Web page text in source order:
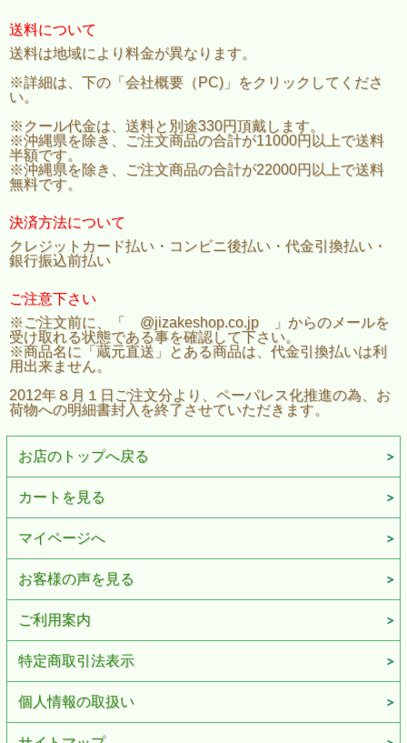
送料について
送料は地域により料金が異なります。
※詳細は、下の「会社概要（PC)」をクリックしてくださ
い。
※クール代金は、送料と別途330円頂戴します。
※沖縄県を除き、ご注文商品の合計が11000円以上で送料
半額です。
※沖縄県を除き、ご注文商品の合計が22000円以上で送料
無料です。
決済方法について
クレジットカード払い・コンビニ後払い・代金引換払い・
銀行振込前払い
ご注意下さい
※ご注文前に、「 @jizakeshop.co.jp 」からのメールを
受け取れる状態である事を確認して下さい。
※商品名に「蔵元直送」とある商品は、代金引換払いは利
用出来ません。
2012年８月１日ご注文分より、ペーパレス化推進の為、お
荷物への明細書封入を終了させていただきます。
お店のトップへ戻る
カートを見る
マイページへ
お客様の声を見る
ご利用案内
特定商取引法表示
個人情報の取扱い